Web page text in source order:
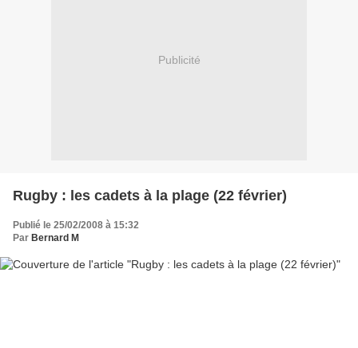
Publicité
Rugby : les cadets à la plage (22 février)
Publié le 25/02/2008 à 15:32
Par Bernard M